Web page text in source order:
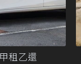
租乙還